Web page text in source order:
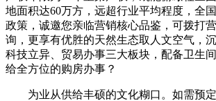
地面积达60万方，远超行业平均程度，全
政策，诚邀您亲临营销核心品鉴，可拨打
询，更享有优胜的天然生态取人文空气，
科技立异、贸易办事三大板块，配备卫生
给全方位的购房办事？
为业从供给丰硕的文化糊口。如需预定